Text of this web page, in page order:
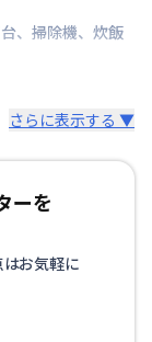
、 掃除機、 炊飯
さらに表示する ▼
ーを
お気軽に